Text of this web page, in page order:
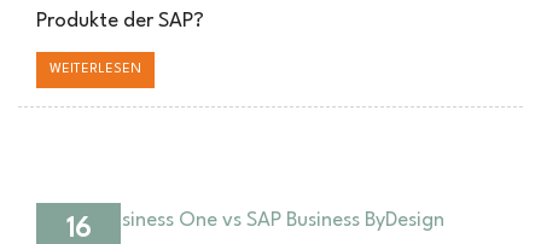
Produkte der SAP?
WEITERLESEN
16